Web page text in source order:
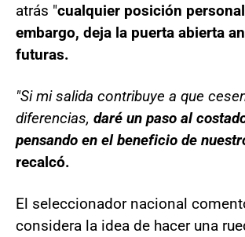
atrás "cualquier posición
embargo, deja la puerta abierta
futuras.
"Si mi salida contribuye a que
diferencias, daré un paso al
pensando en el beneficio de
recalcó.
El seleccionador nacional
considera la idea de hacer una